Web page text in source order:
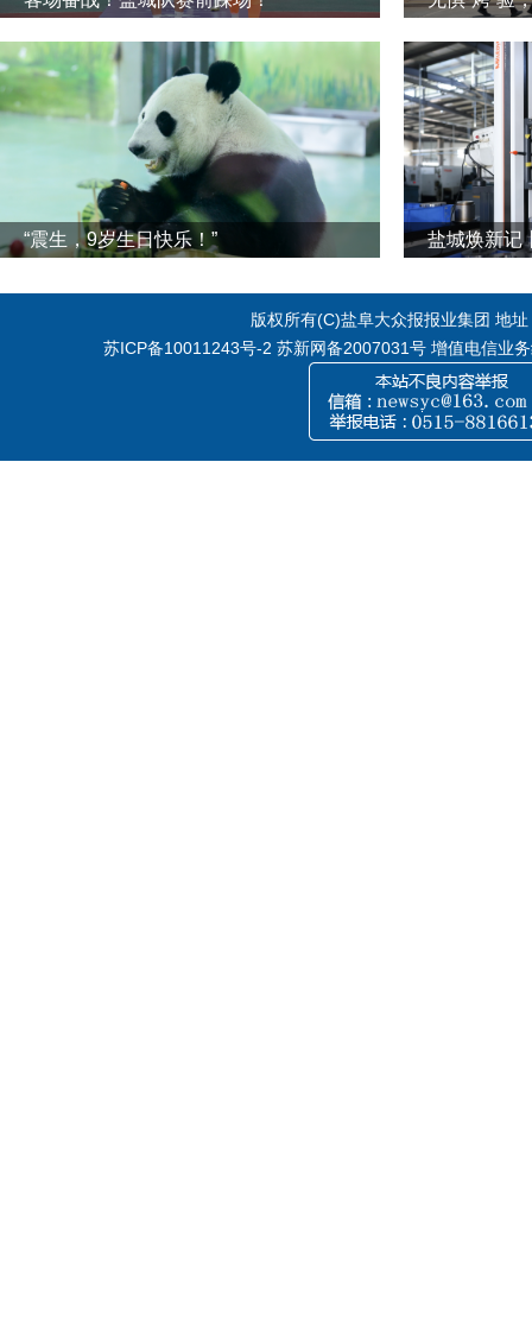
“震生，9岁生日快乐！”
版权所有(C)盐阜大众报报业集团 地
苏ICP备10011243号-2 苏新网备2007031号 增值电信业